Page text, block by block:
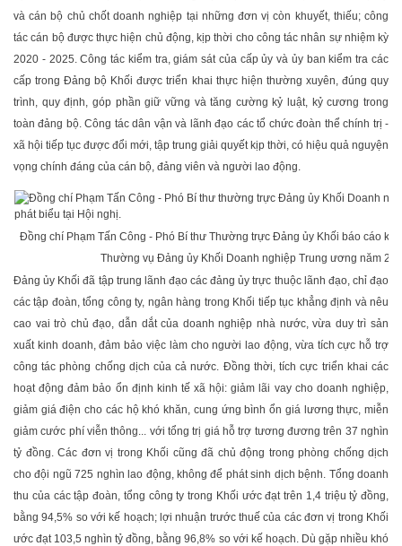
và cán bộ chủ chốt doanh nghiệp tại những đơn vị còn khuyết, thiếu; công
tác cán bộ được thực hiện chủ động, kịp thời cho công tác nhân sự nhiệm kỳ
2020 - 2025. Công tác kiểm tra, giám sát của cấp ủy và ủy ban kiểm tra các
cấp trong Đảng bộ Khối được triển khai thực hiện thường xuyên, đúng quy
trình, quy định, góp phần giữ vững và tăng cường kỷ luật, kỷ cương trong
toàn đảng bộ. Công tác dân vận và lãnh đạo các tổ chức đoàn thể chính trị -
xã hội tiếp tục được đổi mới, tập trung giải quyết kịp thời, có hiệu quả nguyện
vọng chính đáng của cán bộ, đảng viên và người lao động.
Đồng chí Phạm Tấn Công - Phó Bí thư Thường trực Đảng ủy Khối báo cáo
Thường vụ Đảng ủy Khối Doanh nghiệp Trung ương năm
Đảng ủy Khối đã tập trung lãnh đạo các đảng ủy trực thuộc lãnh đạo, chỉ đạo
các tập đoàn, tổng công ty, ngân hàng trong Khối tiếp tục khẳng định và nêu
cao vai trò chủ đạo, dẫn dắt của doanh nghiệp nhà nước, vừa duy trì sản
xuất kinh doanh, đảm bảo việc làm cho người lao động, vừa tích cực hỗ trợ
công tác phòng chống dịch của cả nước. Đồng thời, tích cực triển khai các
hoạt động đảm bảo ổn định kinh tế xã hội: giảm lãi vay cho doanh nghiệp,
giảm giá điện cho các hộ khó khăn, cung ứng bình ổn giá lương thực, miễn
giảm cước phí viễn thông... với tổng trị giá hỗ trợ tương đương trên 37 nghìn
tỷ đồng. Các đơn vị trong Khối cũng đã chủ động trong phòng chống dịch
cho đội ngũ 725 nghìn lao động, không để phát sinh dịch bệnh. Tổng doanh
thu của các tập đoàn, tổng công ty trong Khối ước đạt trên 1,4 triệu tỷ đồng,
bằng 94,5% so với kế hoạch; lợi nhuận trước thuế của các đơn vị trong Khối
ước đạt 103,5 nghìn tỷ đồng, bằng 96,8% so với kế hoạch. Dù gặp nhiều khó